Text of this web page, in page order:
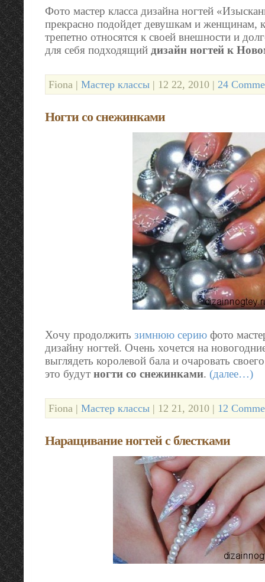
Фото мастер класса дизайна ногтей
прекрасно подойдет девушкам и женщинам,
трепетно относятся к своей внешности и
для себя подходящий дизайн ногтей к
Fiona | Мастер классы | 12 22, 2010 | 24
Ногти со снежинками
Хочу продолжить зимнюю серию фото
дизайну ногтей. Очень хочется на
выглядеть королевой бала и очаровать
это будут ногти со снежинками. (далее…)
Fiona | Мастер классы | 12 21, 2010 | 12
Наращивание ногтей с блестками